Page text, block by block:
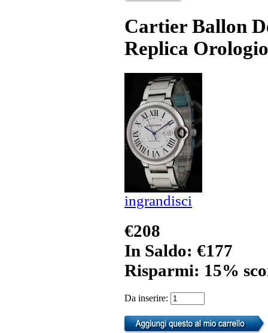
Cartier Ballon
Replica
ingrandisci
€208
In Saldo: €177
Risparmi: 15%
Da inserire: